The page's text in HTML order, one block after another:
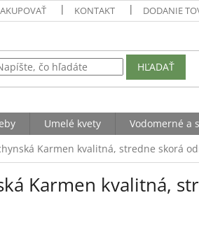
KONTAKT DODANIE
HĽADAŤ
Umelé kvety Vodomerné a
Karmen kvalitná, stredne skorá
Karmen kvalitná,